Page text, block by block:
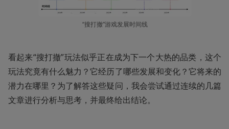
“搜打撤”游戏发展时间线
看起来“搜打撤”玩法似乎正在成为下一个大热的品类，这个
玩法究竟有什么魅力？它经历了哪些发展和变化？它将来的
潜力在哪里？为了解答这些疑问，我会尝试通过连续的几篇
文章进行分析与思考，并最终给出结论。